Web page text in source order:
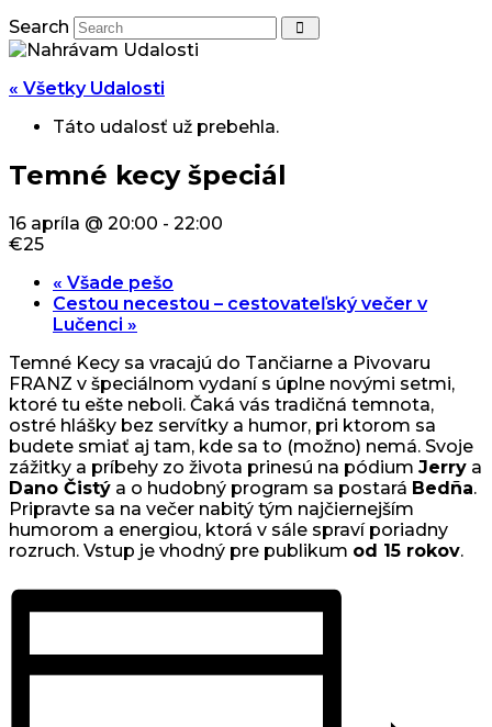
Search
« Všetky Udalosti
Táto udalosť už prebehla.
Temné kecy špeciál
16 apríla @ 20:00 - 22:00
€25
« Všade pešo
Cestou necestou – cestovateľský večer v
Lučenci »
Temné Kecy sa vracajú do Tančiarne a Pivovaru
FRANZ v špeciálnom vydaní s úplne novými setmi,
ktoré tu ešte neboli. Čaká vás tradičná temnota,
ostré hlášky bez servítky a humor, pri ktorom sa
budete smiať aj tam, kde sa to (možno) nemá. Svoje
zážitky a príbehy zo života prinesú na pódium Jerry a
Dano Čistý a o hudobný program sa postará Bedña.
Pripravte sa na večer nabitý tým najčiernejším
humorom a energiou, ktorá v sále spraví poriadny
rozruch. Vstup je vhodný pre publikum od 15 rokov.